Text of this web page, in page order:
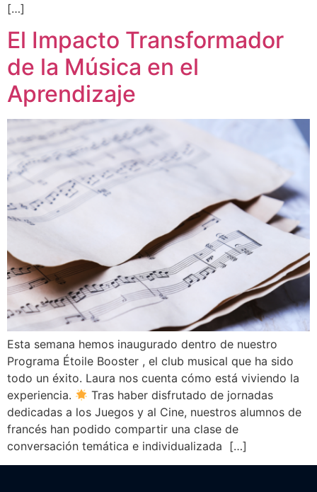
[…]
El Impacto Transformador
de la Música en el
Aprendizaje
Esta semana hemos inaugurado dentro de nuestro
Programa Étoile Booster , el club musical que ha sido
todo un éxito. Laura nos cuenta cómo está viviendo la
experiencia.
Tras haber disfrutado de jornadas
dedicadas a los Juegos y al Cine, nuestros alumnos de
francés han podido compartir una clase de
conversación temática e individualizada […]